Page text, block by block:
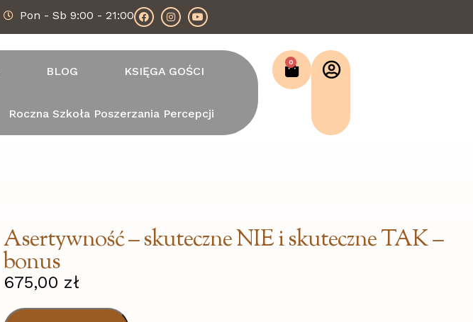
Pon - Sb 9:00 - 21:00
BLOG KSIĘGA GOŚCI
Roczna Szkoła Poszerzania Percepcji
0
Asertywność – skuteczne NIE i skuteczne TAK –
bonus
675,00 zł